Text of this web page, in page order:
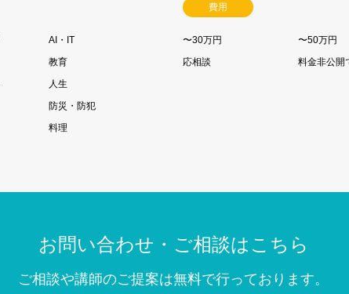
AI・IT
教育
人生
防災・防犯
料理
費用
〜30万円
〜50万円
応相談
料金非公開
お問い合わせ・ご相談はこちら
ご相談や講師のご提案は無料で行っております。